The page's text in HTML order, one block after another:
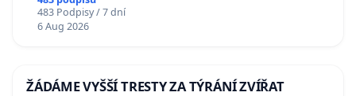
483 Podpisy / 7 dní
6 Aug 2026
ŽÁDÁME VYŠŠÍ TRESTY ZA TÝRÁNÍ ZVÍŘAT